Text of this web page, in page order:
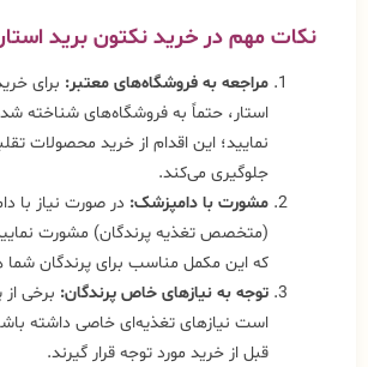
نکات مهم در خرید نکتون برید
مراجعه به فروشگاه‌های معتبر: برای
استار، حتماً به فروشگاه‌های شناخته
نمایید؛ این اقدام از خرید محصولات
جلوگیری می‌کند.
مشورت با دامپزشک: در صورت نیاز با
(متخصص تغذیه پرندگان) مشورت
که این مکمل مناسب برای پرندگان
توجه به نیازهای خاص پرندگان: برخی
است نیازهای تغذیه‌ای خاصی داشته
قبل از خرید مورد توجه قرار گیرند.